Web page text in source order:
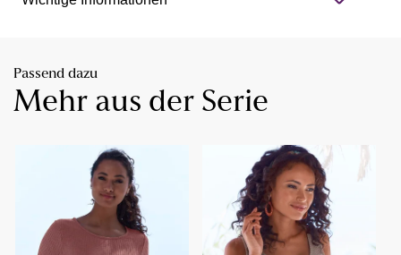
Passend dazu
Mehr aus der Serie